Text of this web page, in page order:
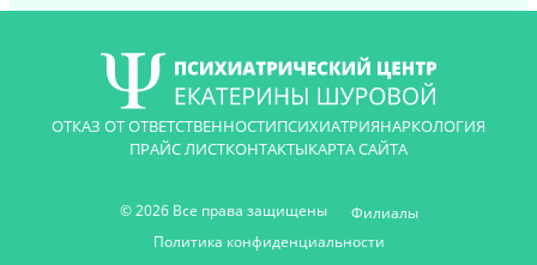
ОТКАЗ ОТ ОТВЕТСТВЕННОСТИПСИХИАТРИЯНАРКОЛОГИЯ
ПРАЙС ЛИСТКОНТАКТЫКАРТА САЙТА
© 2026 Все права защищены
Филиалы
Политика конфиденциальности